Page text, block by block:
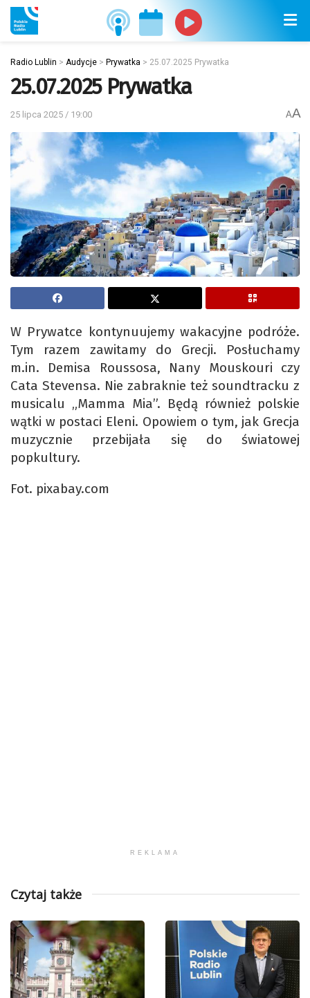
Radio Lublin > Audycje > Prywatka > 25.07.2025 Prywatka
25.07.2025 Prywatka
25 lipca 2025 / 19:00 AA
W Prywatce kontynuujemy wakacyjne podróże.
Tym razem zawitamy do Grecji. Posłuchamy
m.in. Demisa Roussosa, Nany Mouskouri czy
Cata Stevensa. Nie zabraknie też soundtracku z
musicalu „Mamma Mia”. Będą również polskie
wątki w postaci Eleni. Opowiem o tym, jak Grecja
muzycznie przebijała się do światowej
popkultury.
Fot. pixabay.com
REKLAMA
Czytaj także